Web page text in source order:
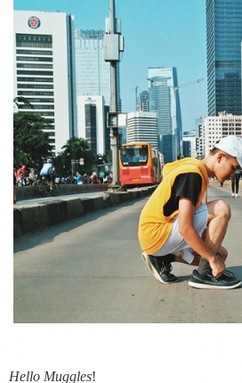
Hello Muggles!